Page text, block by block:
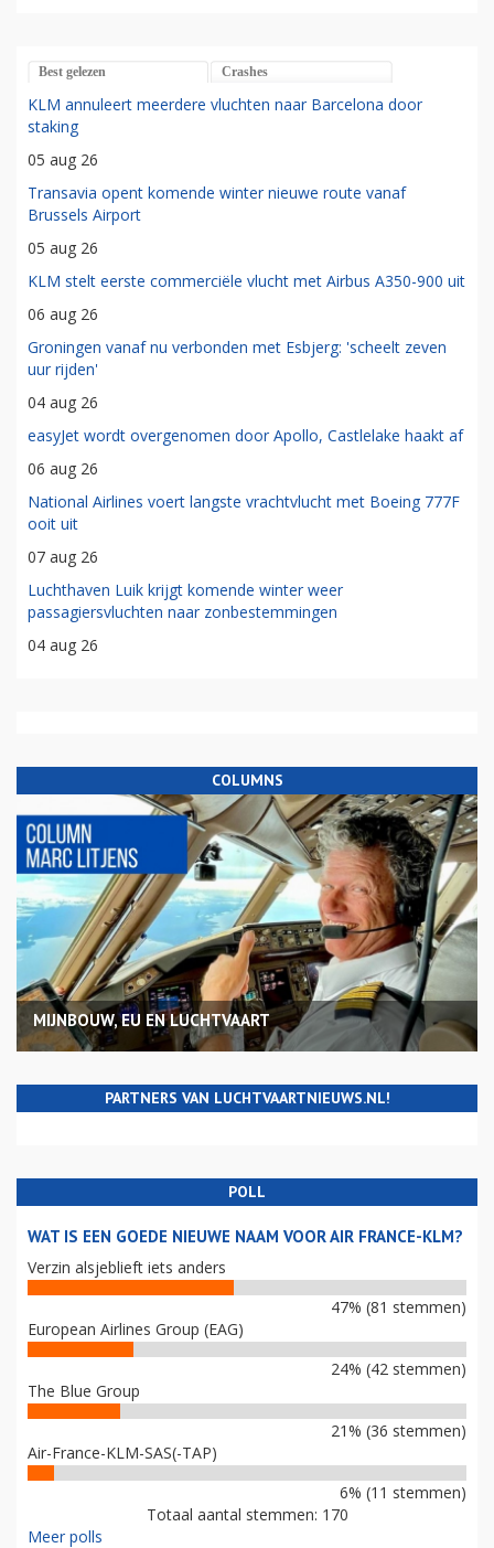
Best gelezen Crashes
KLM annuleert meerdere vluchten naar Barcelona door
staking
05 aug 26
Transavia opent komende winter nieuwe route vanaf
Brussels Airport
05 aug 26
KLM stelt eerste commerciële vlucht met Airbus A350-900 uit
06 aug 26
Groningen vanaf nu verbonden met Esbjerg: 'scheelt zeven
uur rijden'
04 aug 26
easyJet wordt overgenomen door Apollo, Castlelake haakt af
06 aug 26
National Airlines voert langste vrachtvlucht met Boeing 777F
ooit uit
07 aug 26
Luchthaven Luik krijgt komende winter weer
passagiersvluchten naar zonbestemmingen
04 aug 26
COLUMNS
MIJNBOUW, EU EN LUCHTVAART
PARTNERS VAN LUCHTVAARTNIEUWS.NL!
POLL
WAT IS EEN GOEDE NIEUWE NAAM VOOR AIR FRANCE-KLM?
Verzin alsjeblieft iets anders
47% (81 stemmen)
European Airlines Group (EAG)
24% (42 stemmen)
The Blue Group
21% (36 stemmen)
Air-France-KLM-SAS(-TAP)
6% (11 stemmen)
Totaal aantal stemmen: 170
Meer polls